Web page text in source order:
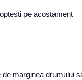
pe acostament
marginea drumului